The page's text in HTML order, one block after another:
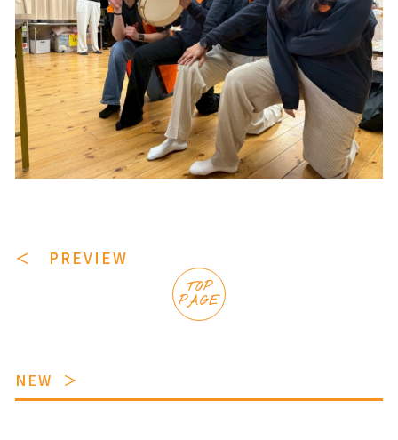
＜ PREVIEW
TOP
PAGE
NEW